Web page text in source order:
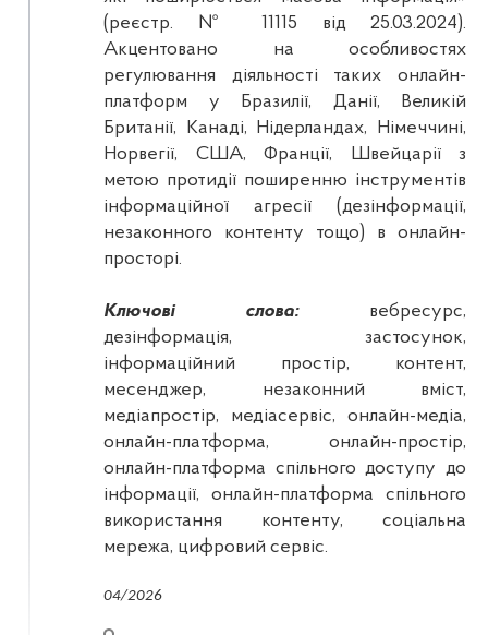
(реєстр. № 11115 від 25.03.2024).
Акцентовано на особливостях
регулювання діяльності таких онлайн-
платформ у Бразилії, Данії, Великій
Британії, Канаді, Нідерландах, Німеччині,
Норвегії, США, Франції, Швейцарії з
метою протидії поширенню інструментів
інформаційної агресії (дезінформації,
незаконного контенту тощо) в онлайн-
просторі.
Ключові слова:вебресурс,
дезінформація, застосунок,
інформаційний простір, контент,
месенджер, незаконний вміст,
медіапростір, медіасервіс, онлайн-медіа,
онлайн-платформа, онлайн-простір,
онлайн-платформа спільного доступу до
інформації, онлайн-платформа спільного
використання контенту, соціальна
мережа, цифровий сервіс.
04/2026